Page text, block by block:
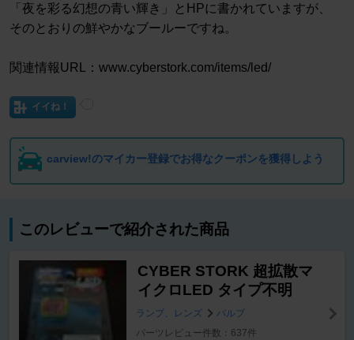
「夜を彩る幻想の青い輝き」とHPに書かれていますが、
そのとおりの鮮やかなブールーですね。
関連情報URL：www.cyberstork.com/items/led/
イイね！
carview!のマイカー登録でお得なクーポンを獲得しよう
このレビューで紹介された商品
CYBER STORK 超拡散マ
イクロLED タイプ不明
ランプ、レンズ
バルブ
パーツレビュー件数：637件